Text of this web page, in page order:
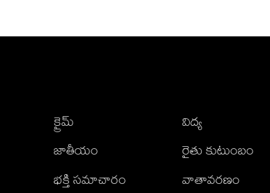
క్రైమ్
జాతీయం
భక్తి సమాచారం
విద్య
రైతు కుటుంబం
వాతావరణం